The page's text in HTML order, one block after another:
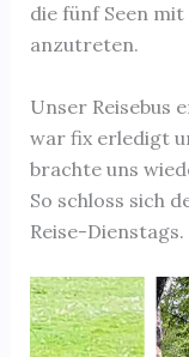
die fünf Seen mit
anzutreten.
Unser Reisebus
war fix erledigt
brachte uns
So schloss sich
Reise-Dienstags.